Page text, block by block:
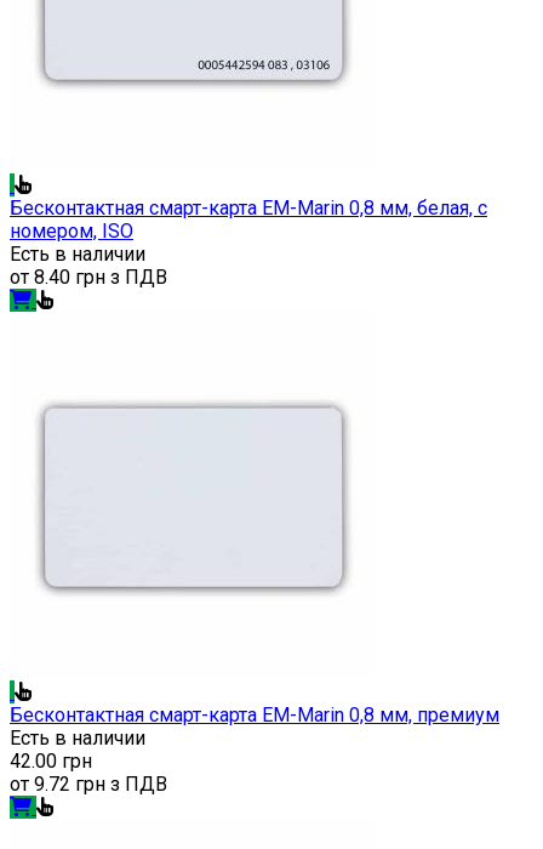
Бесконтактная смарт-карта EM-Marin 0,8 мм, белая, с
номером, ISO
Есть в наличии
от 8.40 грн з ПДВ
Бесконтактная смарт-карта EM-Marin 0,8 мм, премиум
Есть в наличии
42.00 грн
от 9.72 грн з ПДВ